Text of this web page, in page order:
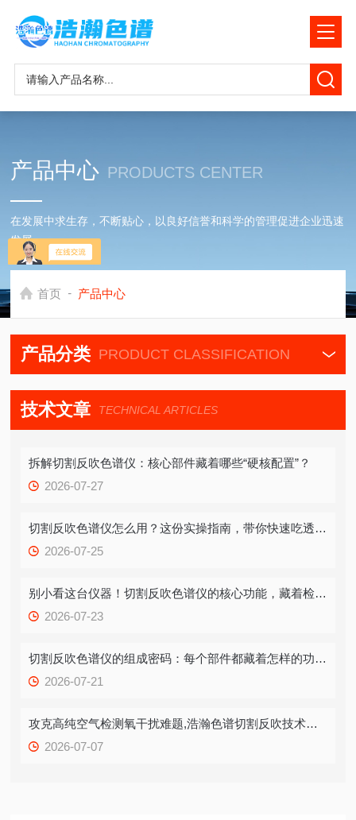
产品中心 PRODUCTS CENTER
在发展中求生存，不断贴心，以良好信誉和科学的管理促进企业迅速
发展
首页 - 产品中心
产品分类 PRODUCT CLASSIFICATION
技术文章 TECHNICAL ARTICLES
拆解切割反吹色谱仪：核心部件藏着哪些“硬核配置”？
2026-07-27
切割反吹色谱仪怎么用？这份实操指南，带你快速吃透关键步骤
2026-07-25
别小看这台仪器！切割反吹色谱仪的核心功能，藏着检测效率的破局关键
2026-07-23
切割反吹色谱仪的组成密码：每个部件都藏着怎样的功能逻辑？
2026-07-21
攻克高纯空气检测氧干扰难题,浩瀚色谱切割反吹技术打造精准质控方案
2026-07-07